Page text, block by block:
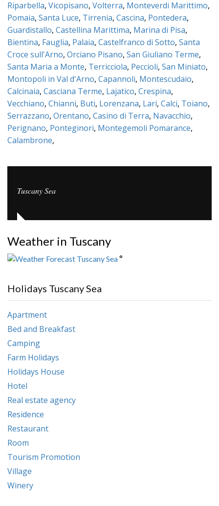
Riparbella, Vicopisano, Volterra, Monteverdi Marittimo,
Pomaia, Santa Luce, Tirrenia, Cascina, Pontedera,
Guardistallo, Castellina Marittima, Marina di Pisa,
Bientina, Fauglia, Palaia, Castelfranco di Sotto, Santa
Croce sull'Arno, Orciano Pisano, San Giuliano Terme,
Santa Maria a Monte, Terricciola, Peccioli, San Miniato,
Montopoli in Val d'Arno, Capannoli, Montescudaio,
Calcinaia, Casciana Terme, Lajatico, Crespina,
Vecchiano, Chianni, Buti, Lorenzana, Lari, Calci, Toiano,
Serrazzano, Orentano, Casino di Terra, Navacchio,
Perignano, Ponteginori, Montegemoli Pomarance,
Calambrone,
Tuscany Sea
Weather in Tuscany
°
Holidays Tuscany Sea
Apartment
Bed and Breakfast
Camping
Farm Holidays
Holidays House
Hotel
Real estate agency
Residence
Restaurant
Room
Tourism Promotion
Village
Winery